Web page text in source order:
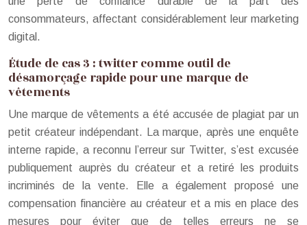
consommateurs, affectant considérablement leur marketing
digital.
Étude de cas 3 : twitter comme outil de
désamorçage rapide pour une marque de
vêtements
Une marque de vêtements a été accusée de plagiat par un
petit créateur indépendant. La marque, après une enquête
interne rapide, a reconnu l’erreur sur Twitter, s’est excusée
publiquement auprès du créateur et a retiré les produits
incriminés de la vente. Elle a également proposé une
compensation financière au créateur et a mis en place des
mesures pour éviter que de telles erreurs ne se